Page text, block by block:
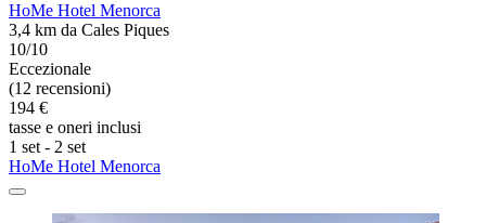
HoMe Hotel Menorca
3,4 km da Cales Piques
10/10
Eccezionale
(12 recensioni)
194 €
tasse e oneri inclusi
1 set - 2 set
HoMe Hotel Menorca